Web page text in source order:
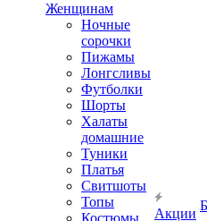
Женщинам
Ночные
сорочки
Пижамы
Лонгсливы
Футболки
Шорты
Халаты
домашние
Туники
Платья
Свитшоты
Топы
Костюмы
Акции